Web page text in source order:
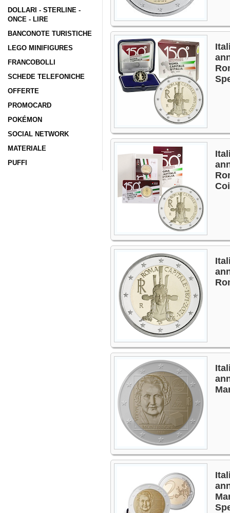
DOLLARI - STERLINE -
ONCE - LIRE
BANCONOTE TURISTICHE
LEGO MINIFIGURES
FRANCOBOLLI
SCHEDE TELEFONICHE
OFFERTE
PROMOCARD
POKÉMON
SOCIAL NETWORK
MATERIALE
PUFFI